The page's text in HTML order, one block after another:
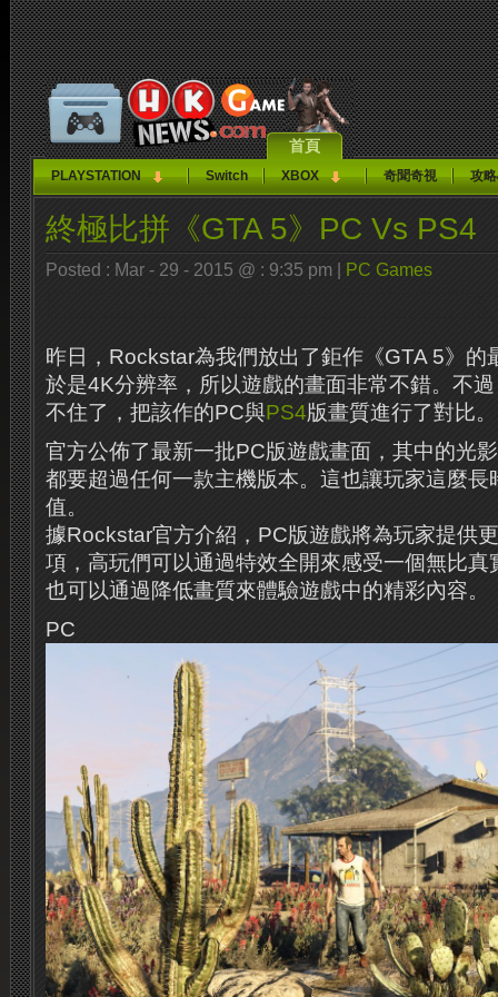
首頁
PLAYSTATION Switch XBOX 奇聞奇視 攻
終極比拼《GTA 5》PC Vs PS4
Posted : Mar - 29 - 2015 @ : 9:35 pm | PC Games
昨日，Rockstar為我們放出了鉅作《GTA 5》的
於是4K分辨率，所以遊戲的畫面非常不錯。不
不住了，把該作的PC與PS4版畫質進行了對比。
官方公佈了最新一批PC版遊戲畫​​面，其中的光
都要超過任何一款主機版本。這也讓玩家這麼長
值。
據Rockstar官方介紹，PC版遊戲將為玩家提供
項，高玩們可以通過特效全開來感受一個無比真
也可以通過降低畫質來體驗遊戲中的精彩內容。
PC